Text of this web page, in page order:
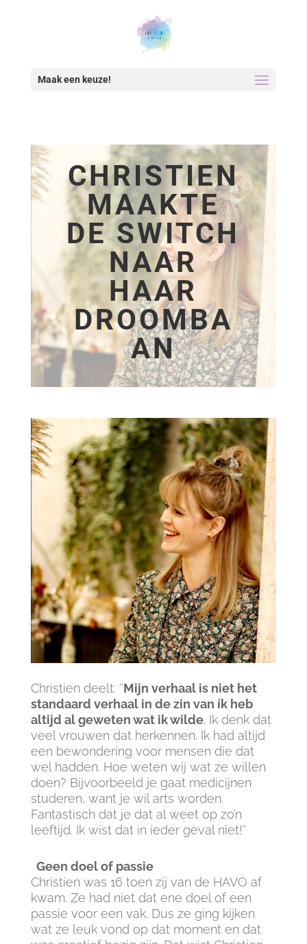
Maak een keuze!
CHRISTIEN
MAAKTE
DE SWITCH
NAAR
HAAR
DROOMBA
AN
Christien deelt: ‘’Mijn verhaal is niet het
standaard verhaal in de zin van ík heb
altijd al geweten wat ik wilde. Ik denk dat
veel vrouwen dat herkennen. Ik had altijd
een bewondering voor mensen die dat
wel hadden. Hoe weten wij wat ze willen
doen? Bijvoorbeeld je gaat medicijnen
studeren, want je wil arts worden.
Fantastisch dat je dat al weet op zo’n
leeftijd. Ik wist dat in ieder geval niet!’’
Geen doel of passie
Christien was 16 toen zij van de HAVO af
kwam. Ze had niet dat ene doel of een
passie voor een vak. Dus ze ging kijken
wat ze leuk vond op dat moment en dat